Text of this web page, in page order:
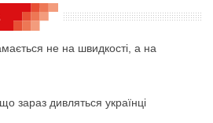
не на швидкості, а на
зараз дивляться українці